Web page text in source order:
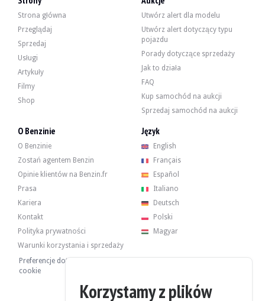
Wewnątrz sprzedawca wskazuje, że pojazd jest w dobrym stanie. Czarna
6-cylindrowy silnik o pojemności 3,8 litra osiągał moc 355 KM w momencie
Ostatnio przeszedł okresowy przegląd przy przebiegu 104 000 km w styczniu
Sprzedający jest osobą prywatną zamieszkałą we Francji, w miejscowości
Strona główna
Przeglądaj
Sprzedaj
Usługi
Artykuły
Filmy
Shop
Utwórz alert dla modelu
Utwórz alert dotyczący typu
pojazdu
Porady dotyczące sprzedaży
Jak to działa
FAQ
Kup samochód na aukcji
Sprzedaj samochód na aukcji
O Benzinie
O Benzinie
Zostań agentem Benzin
Opinie klientów na Benzin.fr
Prasa
Kariera
Kontakt
Polityka prywatności
Warunki korzystania i sprzedaży
Preferencje dotyczące plików
cookie
Język
English
Français
Español
Italiano
Deutsch
Polski
Magyar
Korzystamy z plików